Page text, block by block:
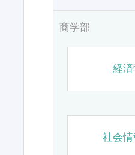
商学部
経
社会